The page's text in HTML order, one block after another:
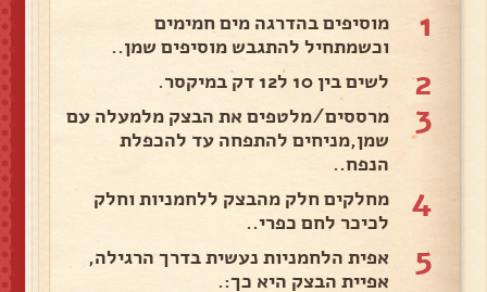
1
מוסיפים בהדרגה מים חמימים
וכשמתחיל להתגבש מוסיפים שמן..
2 לשים בין 10 ל12 דק במיקסר.
3
מרססים/מלטפים את הבצק מלמעלה עם
שמן,מניחים להתפחה עד להכפלת
הנפח..
4
מחלקים חלק מהבצק ללחמניות וחלק
לכיכר לחם כפרי..
5
אפית הלחמניות נעשית בדרך הרגילה,
אפיית הבצק היא כך:.